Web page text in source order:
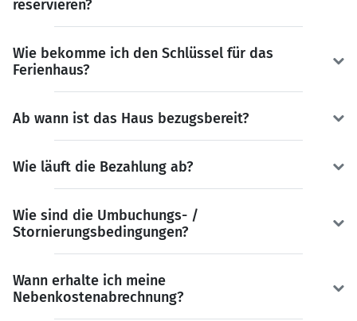
reservieren?
Wie bekomme ich den Schlüssel für das
Ferienhaus?
Ab wann ist das Haus bezugsbereit?
Wie läuft die Bezahlung ab?
Wie sind die Umbuchungs- /
Stornierungsbedingungen?
Wann erhalte ich meine
Nebenkostenabrechnung?